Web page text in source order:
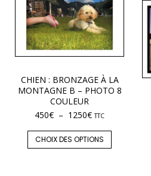
CHIEN : BRONZAGE À LA
MONTAGNE B – PHOTO 8
COULEUR
450€ – 1250€ TTC
CHOIX DES OPTIONS